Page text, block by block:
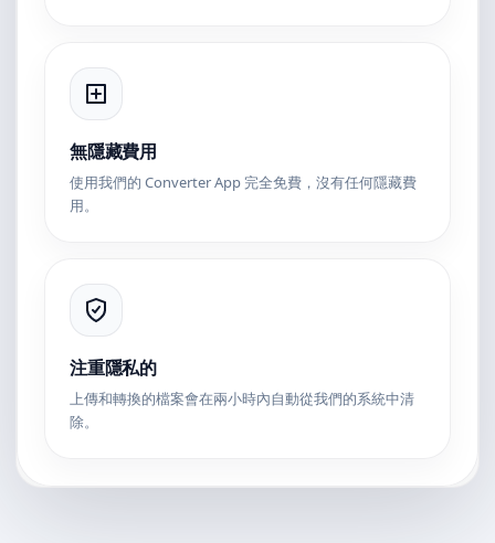
無隱藏費用
使用我們的 Converter App 完全免費，沒有任何隱藏費
用。
注重隱私的
上傳和轉換的檔案會在兩小時內自動從我們的系統中清
除。